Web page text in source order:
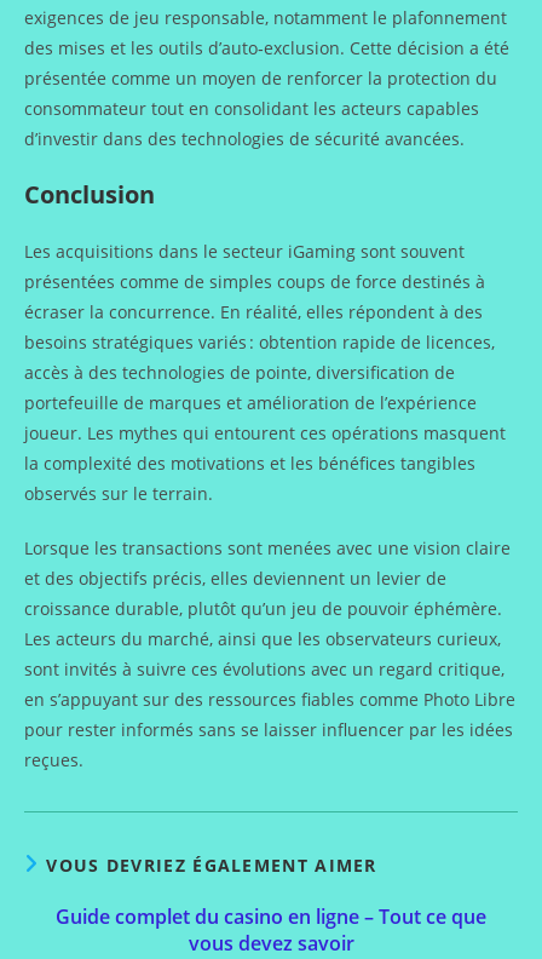
exigences de jeu responsable, notamment le plafonnement
des mises et les outils d’auto‑exclusion. Cette décision a été
présentée comme un moyen de renforcer la protection du
consommateur tout en consolidant les acteurs capables
d’investir dans des technologies de sécurité avancées.
Conclusion
Les acquisitions dans le secteur iGaming sont souvent
présentées comme de simples coups de force destinés à
écraser la concurrence. En réalité, elles répondent à des
besoins stratégiques variés : obtention rapide de licences,
accès à des technologies de pointe, diversification de
portefeuille de marques et amélioration de l’expérience
joueur. Les mythes qui entourent ces opérations masquent
la complexité des motivations et les bénéfices tangibles
observés sur le terrain.
Lorsque les transactions sont menées avec une vision claire
et des objectifs précis, elles deviennent un levier de
croissance durable, plutôt qu’un jeu de pouvoir éphémère.
Les acteurs du marché, ainsi que les observateurs curieux,
sont invités à suivre ces évolutions avec un regard critique,
en s’appuyant sur des ressources fiables comme Photo Libre
pour rester informés sans se laisser influencer par les idées
reçues.
VOUS DEVRIEZ ÉGALEMENT AIMER
Guide complet du casino en ligne – Tout ce que
vous devez savoir